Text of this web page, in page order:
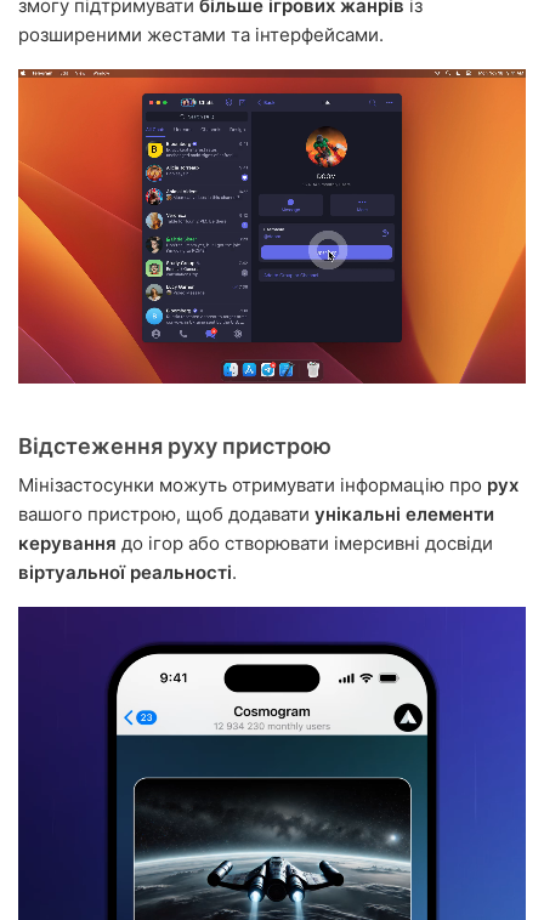
змогу підтримувати більше ігрових жанрів із
розширеними жестами та інтерфейсами.
Відстеження руху пристрою
Мінізастосунки можуть отримувати інформацію про рух
вашого пристрою, щоб додавати унікальні елементи
керування до ігор або створювати імерсивні досвіди
віртуальної реальності.